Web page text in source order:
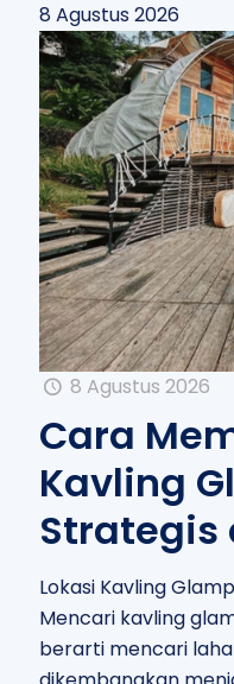
8 Agustus 2026
8 Agustus 2026
Cara
Kavling
Strategis
Lokasi Kavling
Mencari kavling
berarti mencari